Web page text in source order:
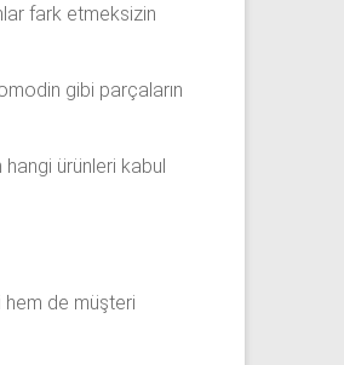
fark etmeksizin
gibi parçaların
ürünleri kabul
hem de müşteri